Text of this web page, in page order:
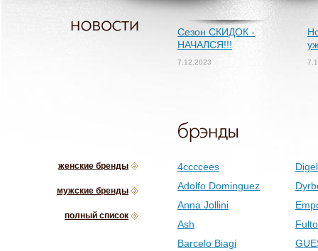
Сезон СКИДОК -
НАЧАЛСЯ!!!
7.12.2023
женские бренды
мужские бренды
полный список
4ccccees
Adolfo Dominguez
Anna Jollini
Ash
Barcelo Biagi
Digel